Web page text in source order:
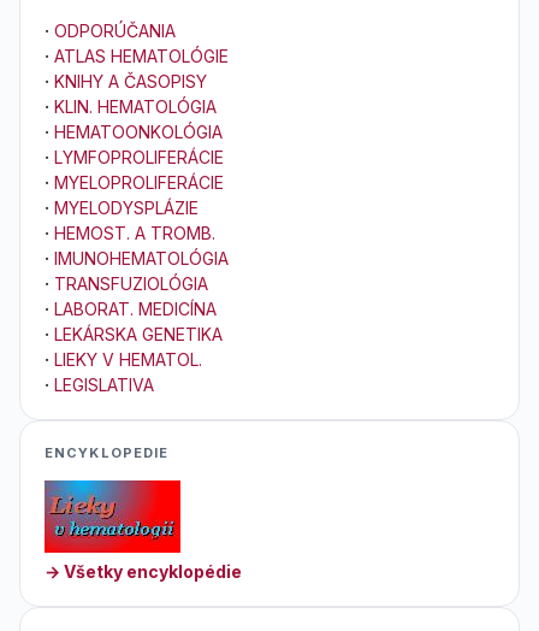
· ODPORÚČANIA
· ATLAS HEMATOLÓGIE
· KNIHY A ČASOPISY
· KLIN. HEMATOLÓGIA
· HEMATOONKOLÓGIA
· LYMFOPROLIFERÁCIE
· MYELOPROLIFERÁCIE
· MYELODYSPLÁZIE
· HEMOST. A TROMB.
· IMUNOHEMATOLÓGIA
· TRANSFUZIOLÓGIA
· LABORAT. MEDICÍNA
· LEKÁRSKA GENETIKA
· LIEKY V HEMATOL.
· LEGISLATIVA
ENCYKLOPEDIE
→ Všetky encyklopédie